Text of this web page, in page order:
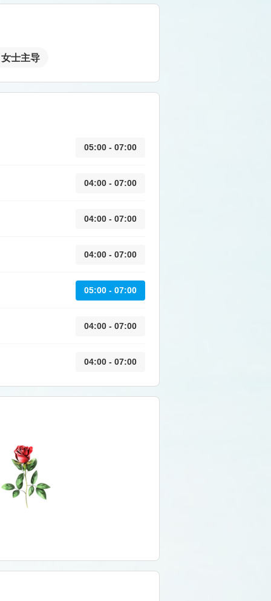
女士主导
05:00 - 07:00
04:00 - 07:00
04:00 - 07:00
04:00 - 07:00
05:00 - 07:00
04:00 - 07:00
04:00 - 07:00